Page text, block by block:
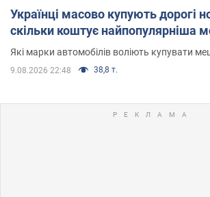
Українці масово купують дорогі
скільки коштує найпопулярніша
Які марки автомобілів воліють купувати
9.08.2026 22:48 38,8 т.